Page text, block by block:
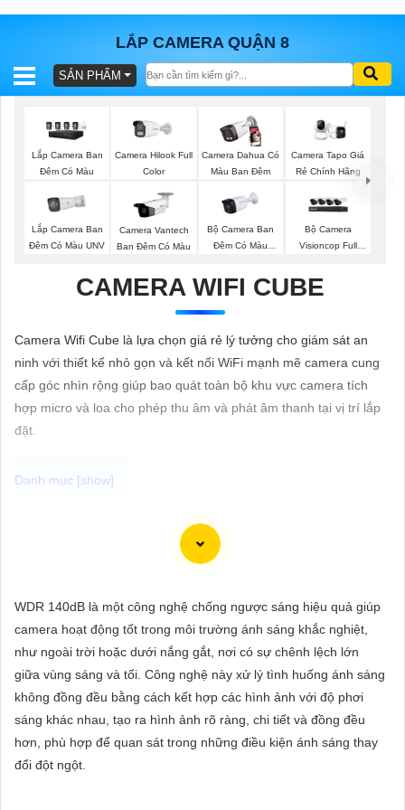
LẮP CAMERA QUẬN 8
BÁO
TRỌN
GÓI
SẢN
TƯ
VẤN
LẮP
ĐẶT
PHỤ
VỤ
SẢN PHẨM
Lắp Camera Ban
Đêm Có Màu
Camera Hilook Full
Color
Camera Dahua Có
Màu Ban Đêm
Camera Tapo Giá
Rẻ Chính Hãng
Lắp Camera Ban
Đêm Có Màu UNV
Camera Vantech
Ban Đêm Có Màu
Bộ Camera Ban
Đêm Có Màu
Bộ Camera
Visioncop Full
CAMERA WIFI CUBE
Camera Wifi Cube là lựa chọn giá rẻ lý tưởng cho giám sát an
ninh với thiết kế nhỏ gọn và kết nối WiFi mạnh mẽ camera cung
cấp góc nhìn rộng giúp bao quát toàn bộ khu vực camera tích
hợp micro và loa cho phép thu âm và phát âm thanh tại vị trí lắp
đặt.
Dạ chào anh/chị, dưới đây là tư vấn về một số điểm cần xem xét
khi lựa chọn và một số mẫu Camera Wifi Cube nhỏ gọn phổ biến
Góc quan sát: Chọn Camera có góc quan sát rộng để theo
Tính năng đặc biệt: Xem xét các tính năng như cảm biến
WDR 140dB là một công nghệ chống ngược sáng hiệu quả giúp
camera hoạt động tốt trong môi trường ánh sáng khắc nghiệt,
như ngoài trời hoặc dưới nắng gắt, nơi có sự chênh lệch lớn
giữa vùng sáng và tối. Công nghệ này xử lý tình huống ánh sáng
không đồng đều bằng cách kết hợp các hình ảnh với độ phơi
sáng khác nhau, tạo ra hình ảnh rõ ràng, chi tiết và đồng đều
hơn, phù hợp để quan sát trong những điều kiện ánh sáng thay
đổi đột ngột.